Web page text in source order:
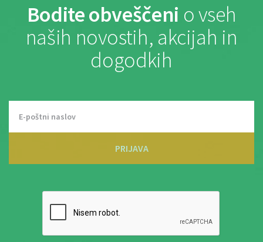
Bodite obveščeni o vseh
naših novostih, akcijah in
dogodkih
PRIJAVA